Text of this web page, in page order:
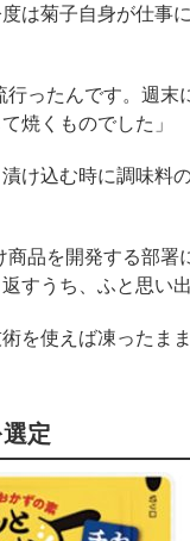
は菊子自身が仕事
行ったんです。週
焼くものでした」
け込む時に調味料
品を開発する部署
すうち、ふと思い出
を使えば凍った
定